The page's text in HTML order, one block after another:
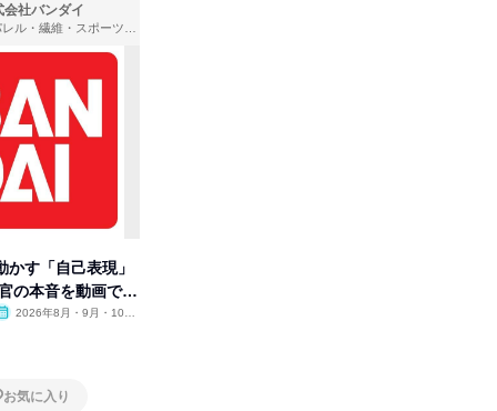
会社バンダイ
かす「自己表現」
の本音を動画で公
2026年8月・9月・10
お気に入り